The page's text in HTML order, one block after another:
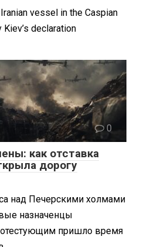
vessel in the Caspian
declaration
0
как отставка
дорогу
над Печерскими холмами
назначенцы
пришло время